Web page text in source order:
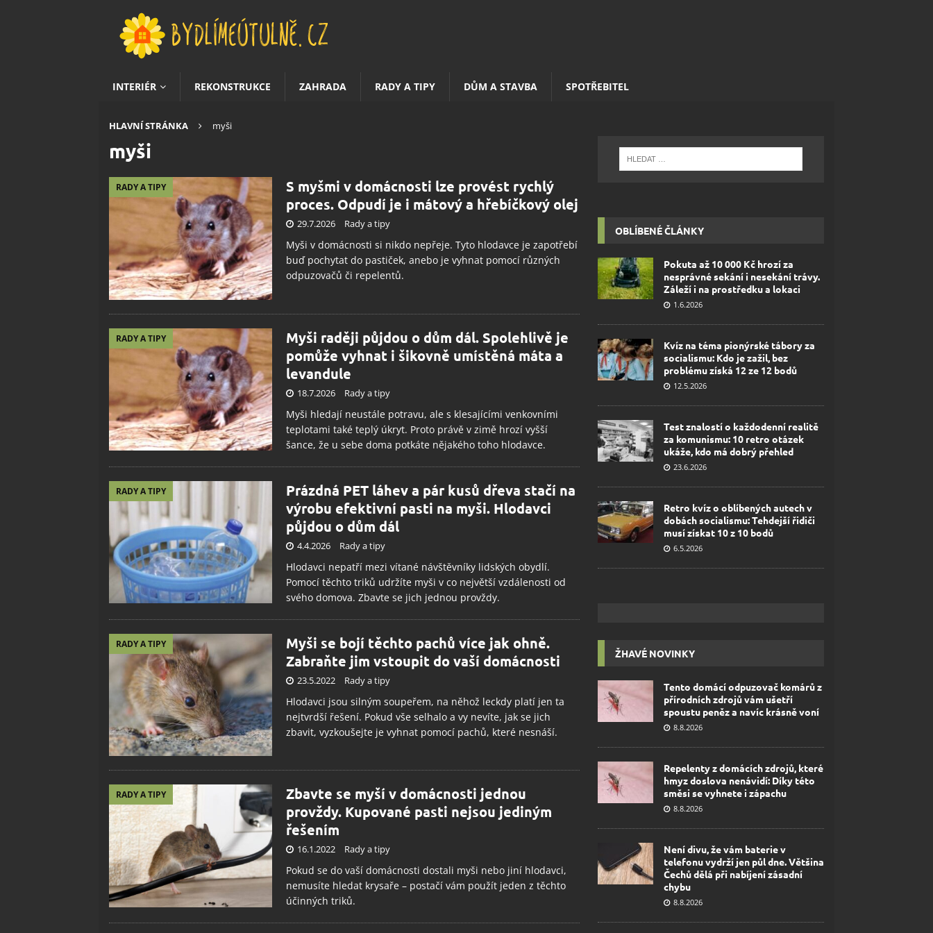
INTERIÉR REKONSTRUKCE ZAHRADA RADY A TIPY DŮM A STAVBA SPOTŘEBITEL
HLAVNÍ STRÁNKA myši
myši
RADY A TIPY
S myšmi v domácnosti lze provést rychlý
proces. Odpudí je i mátový a hřebíčkový olej
29.7.2026 Rady a tipy
Myši v domácnosti si nikdo nepřeje. Tyto hlodavce je zapotřebí
buď pochytat do pastiček, anebo je vyhnat pomocí různých
odpuzovačů či repelentů.
RADY A TIPY
Myši raději půjdou o dům dál. Spolehlivě je
pomůže vyhnat i šikovně umístěná máta a
levandule
18.7.2026 Rady a tipy
Myši hledají neustále potravu, ale s klesajícími venkovními
teplotami také teplý úkryt. Proto právě v zimě hrozí vyšší
šance, že u sebe doma potkáte nějakého toho hlodavce.
RADY A TIPY
Prázdná PET láhev a pár kusů dřeva stačí na
výrobu efektivní pasti na myši. Hlodavci
půjdou o dům dál
4.4.2026 Rady a tipy
Hlodavci nepatří mezi vítané návštěvníky lidských obydlí.
Pomocí těchto triků udržíte myši v co největší vzdálenosti od
svého domova. Zbavte se jich jednou provždy.
RADY A TIPY
Myši se bojí těchto pachů více jak ohně.
Zabraňte jim vstoupit do vaší domácnosti
23.5.2022 Rady a tipy
Hlodavci jsou silným soupeřem, na něhož leckdy platí jen ta
nejtvrdší řešení. Pokud vše selhalo a vy nevíte, jak se jich
zbavit, vyzkoušejte je vyhnat pomocí pachů, které nesnáší.
RADY A TIPY
Zbavte se myší v domácnosti jednou
provždy. Kupované pasti nejsou jediným
řešením
16.1.2022 Rady a tipy
Pokud se do vaší domácnosti dostali myši nebo jiní hlodavci,
nemusíte hledat krysaře – postačí vám použít jeden z těchto
účinných triků.
OBLÍBENÉ ČLÁNKY
Pokuta až 10 000 Kč hrozí za
nesprávné sekání i nesekání trávy.
Záleží i na prostředku a lokaci
1.6.2026
Kvíz na téma pionýrské tábory za
socialismu: Kdo je zažil, bez
problému získá 12 ze 12 bodů
12.5.2026
Test znalostí o každodenní realitě
za komunismu: 10 retro otázek
ukáže, kdo má dobrý přehled
23.6.2026
Retro kvíz o oblíbených autech v
dobách socialismu: Tehdejší řidiči
musí získat 10 z 10 bodů
6.5.2026
ŽHAVÉ NOVINKY
Tento domácí odpuzovač komárů z
přírodních zdrojů vám ušetří
spoustu peněz a navíc krásně voní
8.8.2026
Repelenty z domácích zdrojů, které
hmyz doslova nenávidí: Díky této
směsi se vyhnete i zápachu
8.8.2026
Není divu, že vám baterie v
telefonu vydrží jen půl dne. Většina
Čechů dělá při nabíjení zásadní
chybu
8.8.2026